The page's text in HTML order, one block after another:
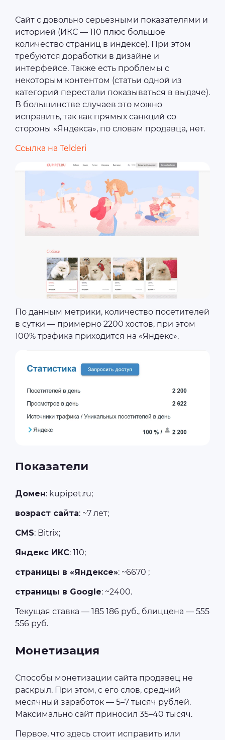
Сайт с довольно серьезными показателями и
историей (ИКС — 110 плюс большое
количество страниц в индексе). При этом
требуются доработки в дизайне и
интерфейсе. Также есть проблемы с
некоторым контентом (статьи одной из
категорий перестали показываться в выдаче).
В большинстве случаев это можно
исправить, так как прямых санкций со
стороны «Яндекса», по словам продавца, нет.
Ссылка на Telderi
По данным метрики, количество посетителей
в сутки — примерно 2200 хостов, при этом
100% трафика приходится на «Яндекс».
Показатели
Домен: kupipet.ru;
возраст сайта: ~7 лет;
CMS: Bitrix;
Яндекс ИКС: 110;
страницы в «Яндексе»: ~6670 ;
страницы в Google: ~2400.
Текущая ставка — 185 186 руб., блиццена — 555
556 руб.
Монетизация
Способы монетизации сайта продавец не
раскрыл. При этом, с его слов, средний
месячный заработок — 5–7 тысяч рублей.
Максимально сайт приносил 35–40 тысяч.
Первое, что здесь стоит исправить или